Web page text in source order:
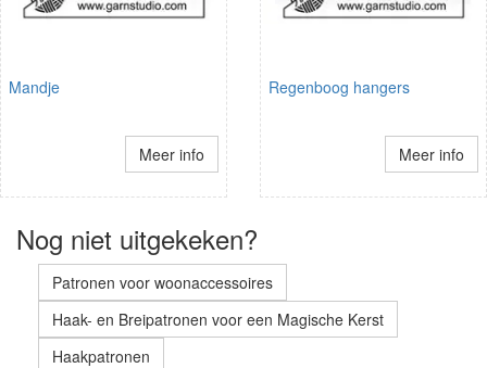
Mandje
Meer info
Regenboog hangers
Meer info
Nog niet uitgekeken?
Patronen voor woonaccessoires
Haak- en Breipatronen voor een Magische Kerst
Haakpatronen